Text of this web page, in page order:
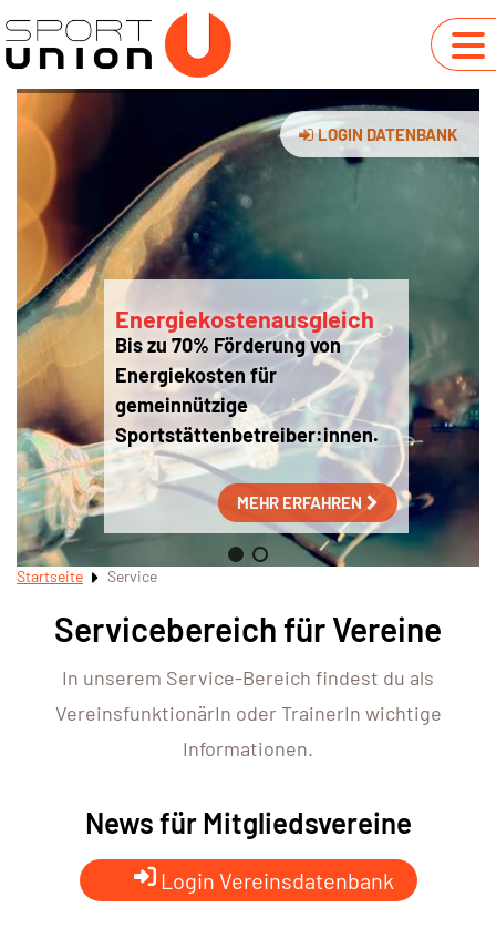
LOGIN DATENBANK
Energiekostenausgleich
Bis zu 70% Förderung von
Energiekosten für
gemeinnützige
Sportstättenbetreiber:innen.
MEHR ERFAHREN
Startseite Service
Servicebereich für Vereine
In unserem Service-Bereich findest du als
VereinsfunktionärIn oder TrainerIn wichtige
Informationen.
News für Mitgliedsvereine
Login Vereinsdatenbank